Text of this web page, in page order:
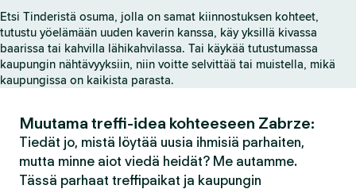
s
s
i
v
u
Etsi Tinderistä osuma, jolla on samat kiinnostuksen kohteet,
tutustu yöelämään uuden kaverin kanssa, käy yksillä kivassa
baarissa tai kahvilla lähikahvilassa. Tai käykää tutustumassa
kaupungin nähtävyyksiin, niin voitte selvittää tai muistella, mikä
kaupungissa on kaikista parasta.
Muutama treffi-idea kohteeseen Zabrze:
Tiedät jo, mistä löytää uusia ihmisiä parhaiten,
mutta minne aiot viedä heidät? Me autamme.
Tässä parhaat treffipaikat ja kaupungin